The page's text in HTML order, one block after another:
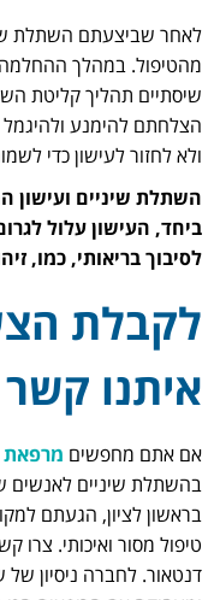
לאחר שביצעתם השתלת
מהטיפול. במהלך
שיסתיים תהליך קליטת
הצלחתם להימנע
ולא לחזור לעישון כדי
השתלת שיניים ועישון
ביחד, העישון עלול
לסיבוך בריאותי, כמו,
לקבלת
איתנו קשר
אם אתם מחפשים מרפאת
בהשתלת שיניים לאנשים
בראשון לציון, הגעתם
טיפול מסור ואיכותי.
דנטאור. לחברה ניסיון